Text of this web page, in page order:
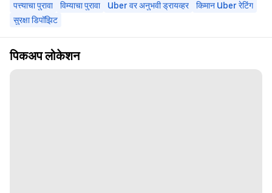
पत्त्याचा पुरावा विम्याचा पुरावा Uber वर अनुभवी ड्रायव्हर
किमान Uber रेटिंग
सुरक्षा डिपॉझिट
पिकअप लोकेशन